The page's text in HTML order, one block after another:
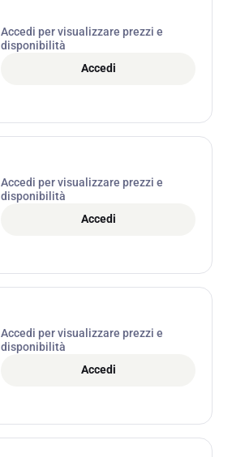
Accedi per visualizzare prezzi e
disponibilità
Accedi
Accedi per visualizzare prezzi e
disponibilità
Accedi
Accedi per visualizzare prezzi e
disponibilità
Accedi